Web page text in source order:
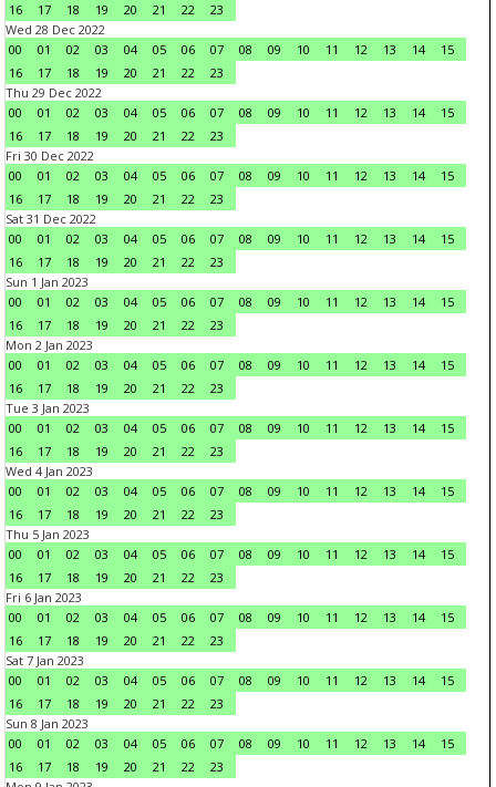
16
17 18 19 20 21 22
23
Wed 28 Dec 2022
00
01 02 03 04 05 06 07 08 09 10 11 12 13 14
15
16
17 18 19 20 21 22
23
Thu 29 Dec 2022
00
01 02 03 04 05 06 07 08 09 10 11 12 13 14
15
16
17 18 19 20 21 22
23
Fri 30 Dec 2022
00
01 02 03 04 05 06 07 08 09 10 11 12 13 14
15
16
17 18 19 20 21 22
23
Sat 31 Dec 2022
00
01 02 03 04 05 06 07 08 09 10 11 12 13 14
15
16
17 18 19 20 21 22
23
Sun 1 Jan 2023
00
01 02 03 04 05 06 07 08 09 10 11 12 13 14
15
16
17 18 19 20 21 22
23
Mon 2 Jan 2023
00
01 02 03 04 05 06 07 08 09 10 11 12 13 14
15
16
17 18 19 20 21 22
23
Tue 3 Jan 2023
00
01 02 03 04 05 06 07 08 09 10 11 12 13 14
15
16
17 18 19 20 21 22
23
Wed 4 Jan 2023
00
01 02 03 04 05 06 07 08 09 10 11 12 13 14
15
16
17 18 19 20 21 22
23
Thu 5 Jan 2023
00
01 02 03 04 05 06 07 08 09 10 11 12 13 14
15
16
17 18 19 20 21 22
23
Fri 6 Jan 2023
00
01 02 03 04 05 06 07 08 09 10 11 12 13 14
15
16
17 18 19 20 21 22
23
Sat 7 Jan 2023
00
01 02 03 04 05 06 07 08 09 10 11 12 13 14
15
16
17 18 19 20 21 22
23
Sun 8 Jan 2023
00
01 02 03 04 05 06 07 08 09 10 11 12 13 14
15
16
17 18 19 20 21 22
23